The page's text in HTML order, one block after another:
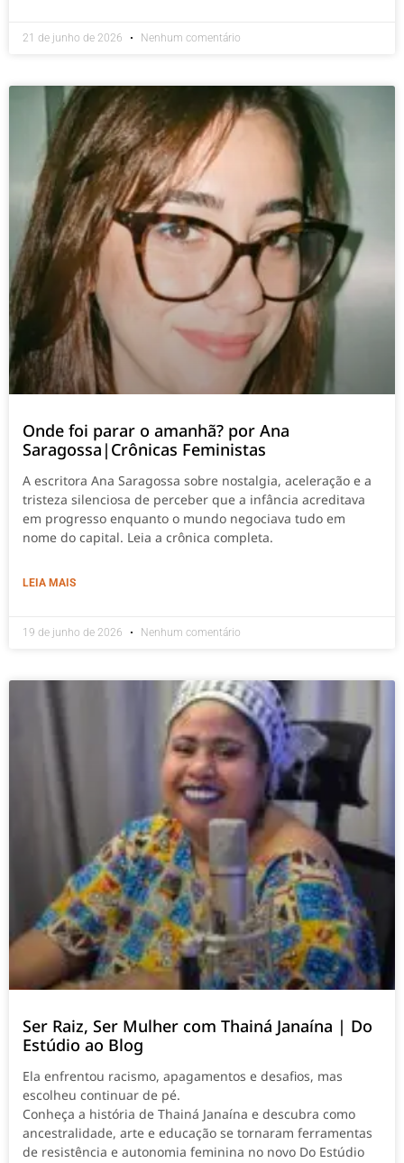
21 de junho de 2026 Nenhum comentário
Onde foi parar o amanhã? por Ana
Saragossa|Crônicas Feministas
A escritora Ana Saragossa sobre nostalgia, aceleração e a
tristeza silenciosa de perceber que a infância acreditava
em progresso enquanto o mundo negociava tudo em
nome do capital. Leia a crônica completa.
LEIA MAIS
19 de junho de 2026 Nenhum comentário
Ser Raiz, Ser Mulher com Thainá Janaína | Do
Estúdio ao Blog
Ela enfrentou racismo, apagamentos e desafios, mas
escolheu continuar de pé.
Conheça a história de Thainá Janaína e descubra como
ancestralidade, arte e educação se tornaram ferramentas
de resistência e autonomia feminina no novo Do Estúdio